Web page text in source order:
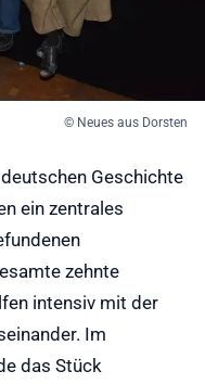
© Neues aus Dorsten
Geschichte
ein zentrales
zehnte
intensiv mit der
Im
das Stück